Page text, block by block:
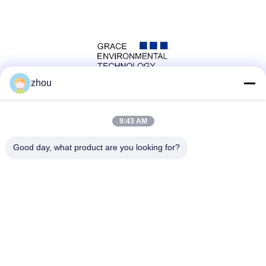
zhou
9:43 AM
Good day, what product are you looking for?